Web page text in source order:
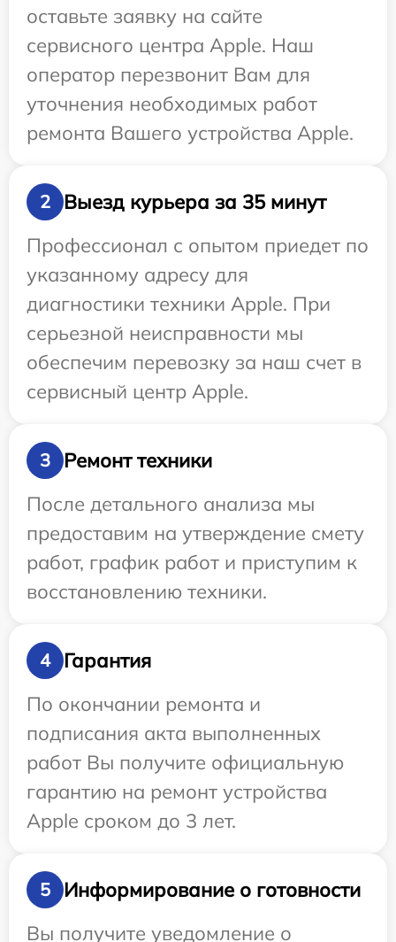
оставьте заявку на сайте
сервисного центра Apple. Наш
оператор перезвонит Вам для
уточнения необходимых работ
ремонта Вашего устройства Apple.
2
Выезд курьера за 35 минут
Профессионал с опытом приедет по
указанному адресу для
диагностики техники Apple. При
серьезной неисправности мы
обеспечим перевозку за наш счет в
сервисный центр Apple.
3
Ремонт техники
После детального анализа мы
предоставим на утверждение смету
работ, график работ и приступим к
восстановлению техники.
4
Гарантия
По окончании ремонта и
подписания акта выполненных
работ Вы получите официальную
гарантию на ремонт устройства
Apple сроком до 3 лет.
5
Информирование о готовности
Вы получите уведомление о